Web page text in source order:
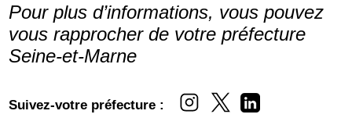
Pour plus d’informations, vous pouvez
vous rapprocher de votre préfecture
Seine-et-Marne
Suivez-votre préfecture :